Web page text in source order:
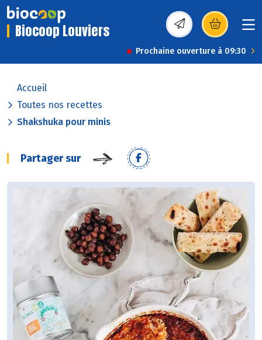
Biocoop Louviers (s’ouvre dans une
Prochaine ouverture à 09:30
Accueil
Toutes nos recettes
Shakshuka pour minis
Partager sur